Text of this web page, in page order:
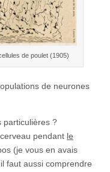
de poulet (1905)
de neurones
particulières ?
pendant le
(je vous en avais
faut aussi comprendre